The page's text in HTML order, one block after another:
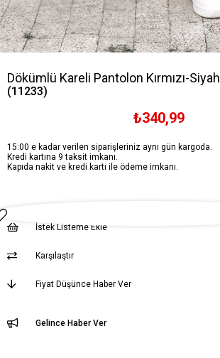
Dökümlü Kareli Pantolon Kırmızı-Siyah
(11233)
₺340,99
15:00 e kadar verilen siparişleriniz aynı gün kargoda.
Kredi kartına 9 taksit imkanı.
Kapıda nakit ve kredi kartı ile ödeme imkanı.
İstek Listeme Ekle
Karşılaştır
Fiyat Düşünce Haber Ver
Gelince Haber Ver